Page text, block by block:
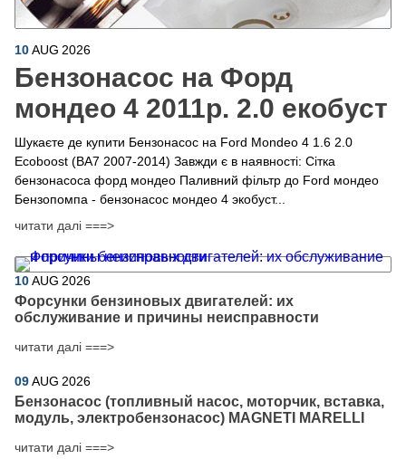
10AUG 2026
Бензонасос на Форд
мондео 4 2011р. 2.0 екобуст
Шукаєте де купити Бензонасос на Ford Mondeo 4 1.6 2.0
Ecoboost (BA7 2007-2014) Завжди є в наявності: Сітка
бензонасоса форд мондео Паливний фільтр до Ford мондео
Бензопомпа - бензонасос мондео 4 экобуст...
читати далі ===>
10AUG 2026
Форсунки бензиновых двигателей: их
обслуживание и причины неисправности
читати далі ===>
09AUG 2026
Бензонасос (топливный насос, моторчик, вставка,
модуль, электробензонасос) MAGNETI MARELLI
читати далі ===>